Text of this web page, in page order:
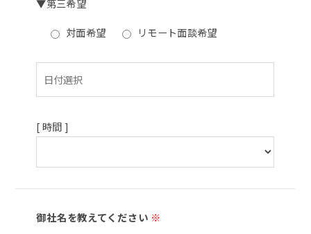
▼第三希望
対面希望 リモート面談希望
[ 時間 ]
御社名を教えてください ※